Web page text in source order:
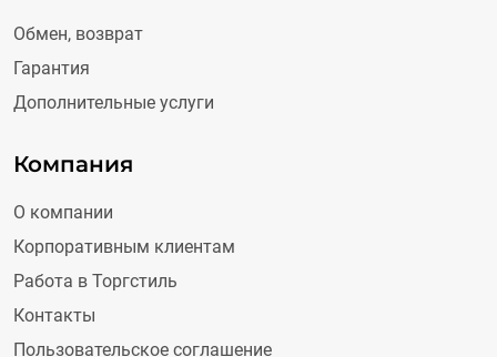
Обмен, возврат
Гарантия
Дополнительные услуги
Компания
О компании
Корпоративным клиентам
Работа в Торгстиль
Контакты
Пользовательское соглашение